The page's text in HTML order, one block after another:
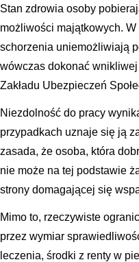
Stan zdrowia osoby
możliwości majątkowych.
schorzenia uniemożliwiają
wówczas dokonać
Zakładu Ubezpieczeń
Niezdolność do pracy
przypadkach uznaje się ją
zasada, że osoba, która
nie może na tej podstawie
strony domagającej się
Mimo to, rzeczywiste
przez wymiar
leczenia, środki z renty w